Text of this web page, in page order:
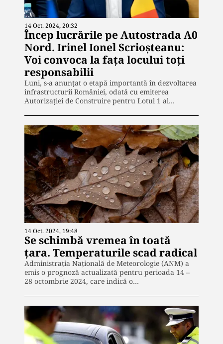
14 Oct. 2024, 20:32
Încep lucrările pe Autostrada A0
Nord. Irinel Ionel Scrioşteanu:
Voi convoca la faţa locului toţi
responsabilii
Luni, s-a anunțat o etapă importantă în dezvoltarea
infrastructurii României, odată cu emiterea
Autorizației de Construire pentru Lotul 1 al…
14 Oct. 2024, 19:48
Se schimbă vremea în toată
țara. Temperaturile scad radical
Administrația Națională de Meteorologie (ANM) a
emis o prognoză actualizată pentru perioada 14 –
28 octombrie 2024, care indică o…